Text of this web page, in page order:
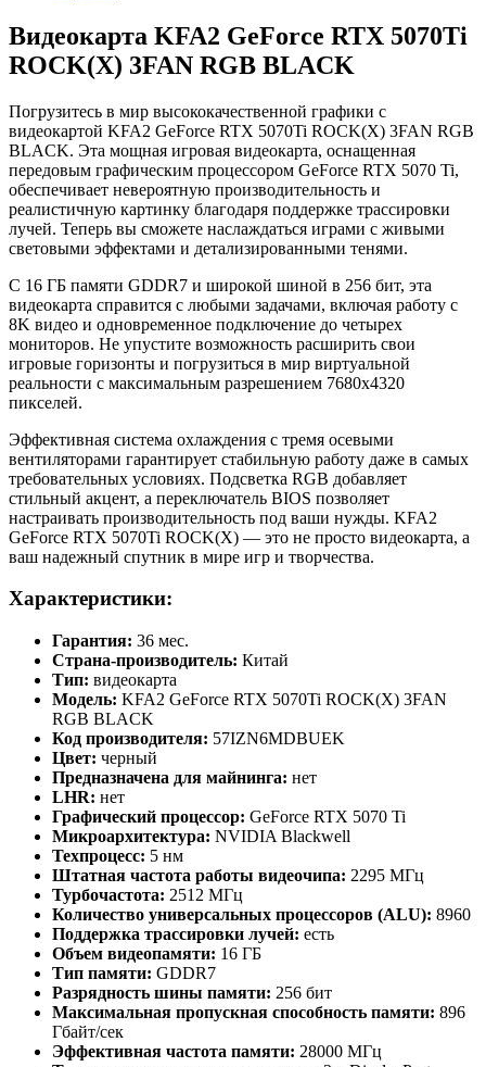
Видеокарта KFA2 GeForce RTX 5070Ti
ROCK(X) 3FAN RGB BLACK
Погрузитесь в мир высококачественной графики с
видеокартой KFA2 GeForce RTX 5070Ti ROCK(X) 3FAN RGB
BLACK. Эта мощная игровая видеокарта, оснащенная
передовым графическим процессором GeForce RTX 5070 Ti,
обеспечивает невероятную производительность и
реалистичную картинку благодаря поддержке трассировки
лучей. Теперь вы сможете наслаждаться играми с живыми
световыми эффектами и детализированными тенями.
С 16 ГБ памяти GDDR7 и широкой шиной в 256 бит, эта
видеокарта справится с любыми задачами, включая работу с
8K видео и одновременное подключение до четырех
мониторов. Не упустите возможность расширить свои
игровые горизонты и погрузиться в мир виртуальной
реальности с максимальным разрешением 7680x4320
пикселей.
Эффективная система охлаждения с тремя осевыми
вентиляторами гарантирует стабильную работу даже в самых
требовательных условиях. Подсветка RGB добавляет
стильный акцент, а переключатель BIOS позволяет
настраивать производительность под ваши нужды. KFA2
GeForce RTX 5070Ti ROCK(X) — это не просто видеокарта, а
ваш надежный спутник в мире игр и творчества.
Характеристики:
Гарантия: 36 мес.
Страна-производитель: Китай
Тип: видеокарта
Модель: KFA2 GeForce RTX 5070Ti ROCK(X) 3FAN
RGB BLACK
Код производителя: 57IZN6MDBUEK
Цвет: черный
Предназначена для майнинга: нет
LHR: нет
Графический процессор: GeForce RTX 5070 Ti
Микроархитектура: NVIDIA Blackwell
Техпроцесс: 5 нм
Штатная частота работы видеочипа: 2295 МГц
Турбочастота: 2512 МГц
Количество универсальных процессоров (ALU): 8960
Поддержка трассировки лучей: есть
Объем видеопамяти: 16 ГБ
Тип памяти: GDDR7
Разрядность шины памяти: 256 бит
Максимальная пропускная способность памяти: 896
Гбайт/сек
Эффективная частота памяти: 28000 МГц